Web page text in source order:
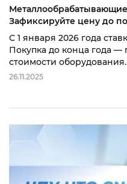
Зафиксируйте цену до
С 1 января 2026 года
Покупка до конца года
стоимости оборудования.
26.11.2025